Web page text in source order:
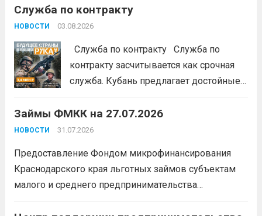
портале: моифинансы.рф
#ЭстафетаМоиФинансы
Служба по контракту
НОВОСТИ 03.08.2026
Служба по контракту Служба по
контракту засчитывается как срочная
служба. Кубань предлагает достойные
защиту Отечества:
единовременно;
каникулы;
сохранение места...Читать
дальше
Займы ФМКК на 27.07.2026
НОВОСТИ 31.07.2026
Предоставление Фондом микрофинансирования
Краснодарского края льготных займов субъектам
малого и среднего предпринимательства